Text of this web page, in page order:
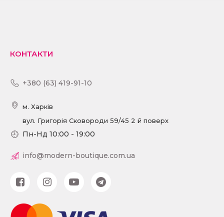
КОНТАКТИ
+380 (63) 419-91-10
м. Харків
вул. Григорія Сковороди 59/45 2 й поверх
Пн-Нд 10:00 - 19:00
info@modern-boutique.com.ua